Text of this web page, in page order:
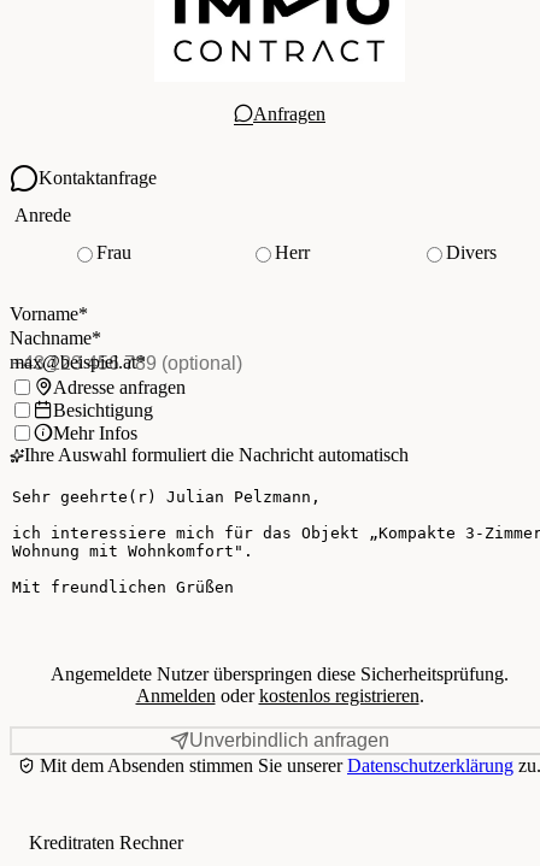
Anfragen
Kontaktanfrage
Ihre Kontaktdaten
Anrede
Frau
Herr
Divers
Vorname*
Nachname
Nachname*
E-Mail*(Pflichtfeld)
max@beispiel.at*
Telefon(optional)
Ich möchte:Adresse anfragen
Besichtigung
Mehr Infos
Ihre Auswahl formuliert die Nachricht automatisch
Ihre Nachricht
Angemeldete Nutzer überspringen diese Sicherheitsprüfung.
Anmelden oderkostenlos registrieren.
Unverbindlich anfragen
Mit dem Absenden stimmen Sie unsererDatenschutzerklärung zu.
Kreditraten Rechner